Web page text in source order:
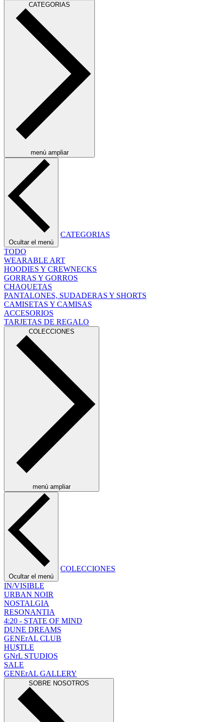
CATEGORIAS
menú ampliar
Ocultar el menú
CATEGORIAS
TODO
WEARABLE ART
HOODIES Y CREWNECKS
GORRAS Y GORROS
CHAQUETAS
PANTALONES, SUDADERAS Y SHORTS
CAMISETAS Y CAMISAS
ACCESORIOS
TARJETAS DE REGALO
COLECCIONES
menú ampliar
Ocultar el menú
COLECCIONES
IN/VISIBLE
URBAN NOIR
NOSTALGIA
RESONANTIA
4:20 - STATE OF MIND
DUNE DREAMS
GENErAL CLUB
HU$TLE
GNrL STUDIOS
SALE
GENErAL GALLERY
SOBRE NOSOTROS